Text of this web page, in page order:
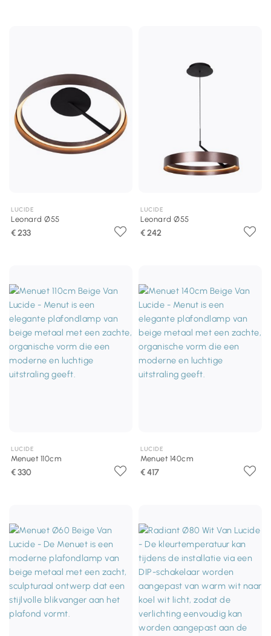
LUCIDE
Leonard Ø55
€ 233
LUCIDE
Leonard Ø55
€ 242
LUCIDE
Menuet 110cm
€ 330
LUCIDE
Menuet 140cm
€ 417